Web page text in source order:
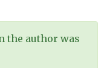
the author was